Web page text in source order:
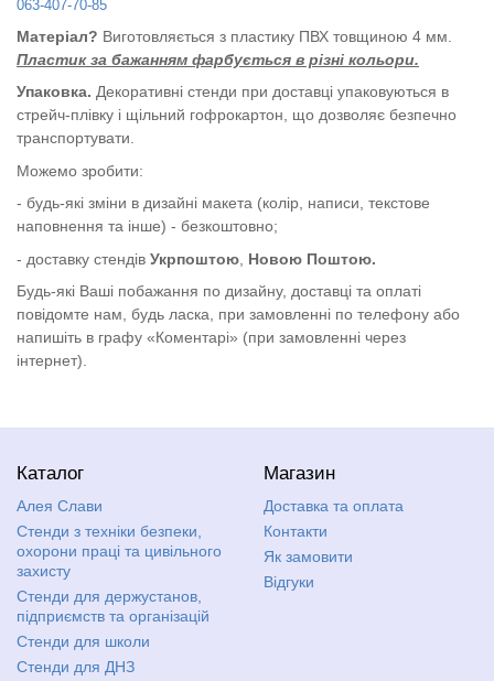
063-407-70-85
Матеріал? Виготовляється з пластику ПВХ товщиною 4 мм.
Пластик за бажанням фарбується в різні кольори.
Упаковка. Декоративні стенди при доставці упаковуються в
стрейч-плівку і щільний гофрокартон, що дозволяє безпечно
транспортувати.
Можемо зробити:
- будь-які зміни в дизайні макета (колір, написи, текстове
наповнення та інше) - безкоштовно;
- доставку стендів Укрпоштою Новою Поштою.
Будь-які Ваші побажання по дизайну, доставці та оплаті
повідомте нам, будь ласка, при замовленні по телефону або
напишіть в графу «Коментарі» (при замовленні через
інтернет).
Каталог
Алея Слави
Стенди з техніки безпеки,
охорони праці та цивільного
захисту
Стенди для держустанов,
підприємств та організацій
Стенди для школи
Стенди для ДНЗ
Магазин
Доставка та оплата
Контакти
Як замовити
Відгуки